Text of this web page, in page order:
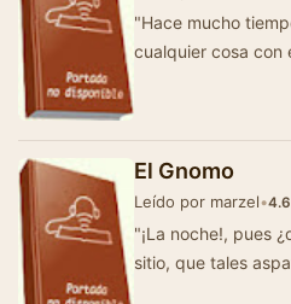
"Hace mucho
cualquier cosa con
El Gnomo
Leído por marzel•4.6
"¡La noche!, pues
sitio, que tales